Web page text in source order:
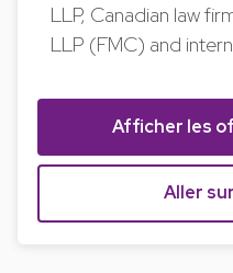
LLP, Canadian law
LLP (FMC) and
Afficher les
Aller